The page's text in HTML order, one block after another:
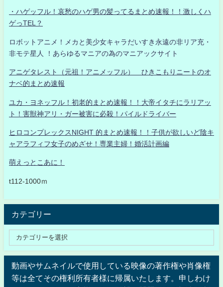
・ハゲッフル！哀愁のハゲ男の髪ってるまとめ速報！！激しくハ
ゲっTEL？
ロボットアニメ！メカと美少女キャラだいすき永遠の非リア充・
非モテ星人 ！あらゆるマニアの為のマニアックサイト
アニゲタレスト（元祖！アニメッフル） ひきこもりニートのオ
ナベ的まとめ速報
ユカ・ヨネッフル！初老的まとめ速報！！大帝イタチにラリアッ
ト！害獣神アリ・ガー被害に必殺！パイルドライバー
ヒロコンプレックスNIGHT 的まとめ速報！！子供が欲しいど陰キ
ャアラフィフ女子のめざせ！専業主婦！婚活計画編
萌えっとこあに！
t112-1000ｍ
カテゴリー
動画やサムネイルで使用している映像の著作権や肖像権
等は全てその権利所有者様に帰属いたします。申しわけ